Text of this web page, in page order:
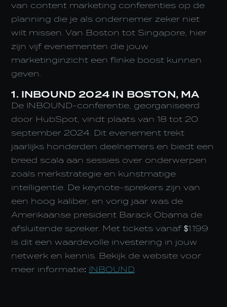
van content marketing conferenties op de
planning die je als ondernemer zeker niet
wilt missen. Van Boston tot Singapore, hier
zijn vijf evenementen die jouw
marketinginzicht een flinke boost kunnen
geven.
1. INBOUND 2024 IN BOSTON, MA
De INBOUND-conferentie, georganiseerd
door HubSpot, vindt plaats van 18 tot 20
september 2024. Dit evenement trekt
jaarlijks honderden deelnemers en biedt een
breed scala aan sessies over onderwerpen
zoals merkstrategie en kunstmatige
intelligentie. De keynote-sprekers zijn van
een hoog kaliber, en vorig jaar was de
Amerikaanse president Barack Obama de
afsluitende spreker. Met tickets vanaf $1.199
is dit een waardevolle investering in jouw
netwerk en kennis. Bekijk de website voor
meer informatie: INBOUND.